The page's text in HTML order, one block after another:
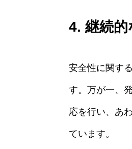
4. 継続的
安全性に関す
す。万が一、
応を行い、あ
ています。